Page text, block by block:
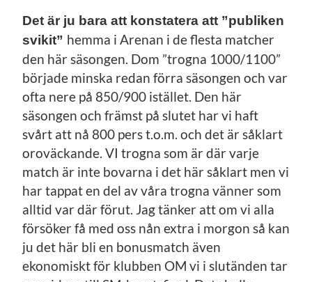
Det är ju bara att konstatera att ”publiken
svikit” hemma i Arenan i de flesta matcher
den här säsongen. Dom ”trogna 1000/1100”
började minska redan förra säsongen och var
ofta nere på 850/900 istället. Den här
säsongen och främst på slutet har vi haft
svårt att nå 800 pers t.o.m. och det är såklart
oroväckande. VI trogna som är där varje
match är inte bovarna i det här såklart men vi
har tappat en del av våra trogna vänner som
alltid var där förut. Jag tänker att om vi alla
försöker få med oss nån extra i morgon så kan
ju det här bli en bonusmatch även
ekonomiskt för klubben OM vi i slutänden tar